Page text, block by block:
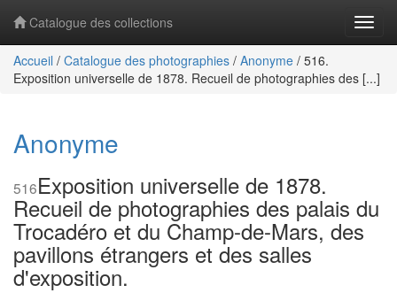
Catalogue des collections
Accueil / Catalogue des photographies / Anonyme / 516.
Exposition universelle de 1878. Recueil de photographies des [...]
Anonyme
516Exposition universelle de 1878.
Recueil de photographies des palais du
Trocadéro et du Champ-de-Mars, des
pavillons étrangers et des salles
d'exposition.